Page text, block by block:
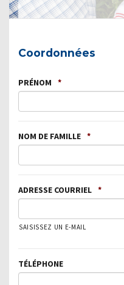
Coordonnées
PRÉNOM *
NOM DE FAMILLE *
ADRESSE COURRIEL *
SAISISSEZ UN E-MAIL
TÉLÉPHONE